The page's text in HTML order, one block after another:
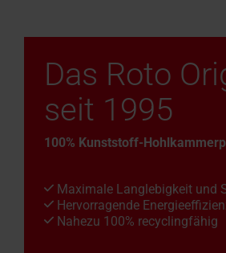
Das Roto
seit 1995
100% Kunststoff-
Maximale Langlebigkeit und
Hervorragende
Nahezu 100% recyclingfähig